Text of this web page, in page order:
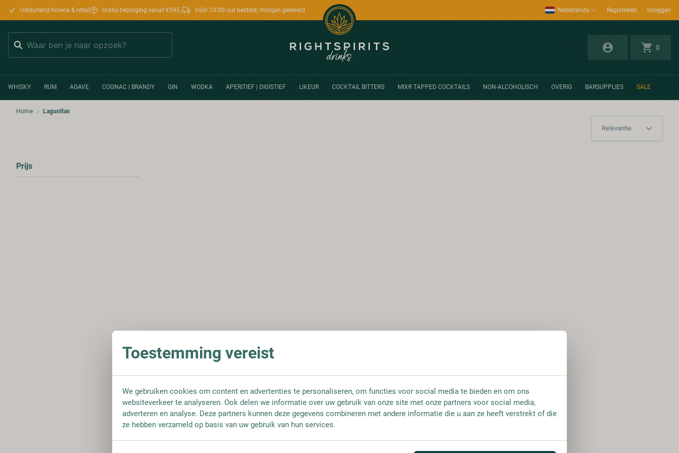
Uitsluitend horeca & retail Gratis bezorging vanaf €595,- Vóór 13:00 uur besteld; morgen geleverd Nederlands Registreren Inloggen
0
WHISKY RUM AGAVE COGNAC | BRANDY GIN WODKA APERITIEF | DIGISTIEF LIKEUR COCKTAIL BITTERS MIXR TAPPED COCKTAILS NON-ALCOHOLISCH OVERIG BARSUPPLIES SALE
Home Lagunitas
Prijs
Toestemming vereist
We gebruiken cookies om content en advertenties te personaliseren, om functies voor social media te bieden en om ons
websiteverkeer te analyseren. Ook delen we informatie over uw gebruik van onze site met onze partners voor social media,
adverteren en analyse. Deze partners kunnen deze gegevens combineren met andere informatie die u aan ze heeft verstrekt of die
ze hebben verzameld op basis van uw gebruik van hun services.